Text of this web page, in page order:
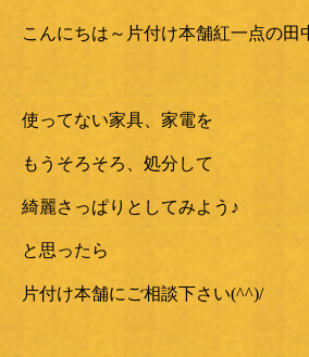
こんにちは～片付け本舗紅一点の田
使ってない家具、家電を
もうそろそろ、処分して
綺麗さっぱりとしてみよう♪
と思ったら
片付け本舗にご相談下さい(^^)/